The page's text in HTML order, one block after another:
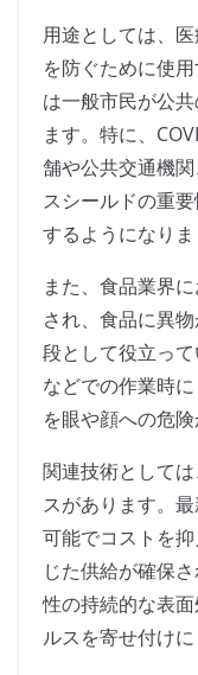
用途としては、
を防ぐために使
は一般市民が公
ます。特に、
舗や公共交通機
スシールドの重
するようになりま
また、食品業界
され、食品に異
段として役立っ
などでの作業時
を眼や顔への危
関連技術として
スがあります。
可能でコストを
じた供給が確保
性の持続的な表
ルスを寄せ付け